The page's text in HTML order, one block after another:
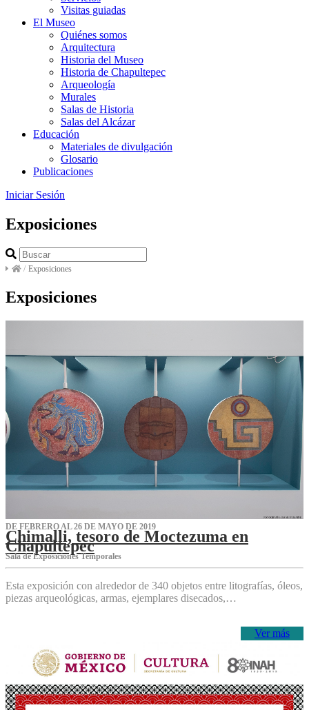
Visitas guiadas
El Museo
Quiénes somos
Arquitectura
Historia del Museo
Historia de Chapultepec
Arqueología
Murales
Salas de Historia
Salas del Alcázar
Educación
Materiales de divulgación
Glosario
Publicaciones
Iniciar Sesión
Exposiciones
/ Exposiciones
Exposiciones
DE FEBRERO AL 26 DE MAYO DE 2019
Chimalli, tesoro de Moctezuma en
Chapultepec
Sala de Exposiciones Temporales
Esta exposición con alrededor de 340 objetos entre litografías, óleos,
piezas arqueológicas, armas, ejemplares disecados,…
Ver más